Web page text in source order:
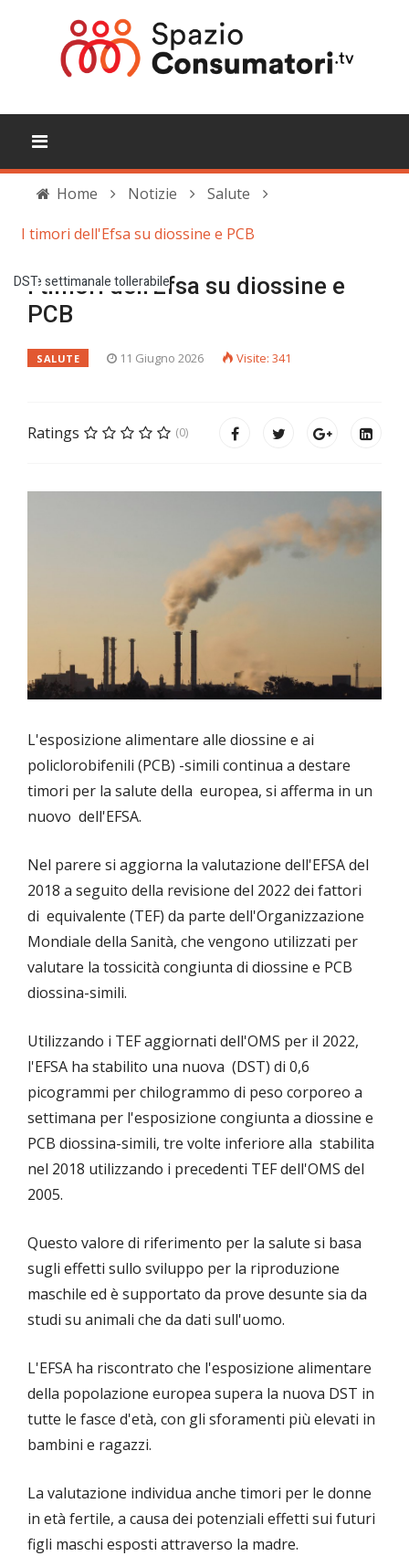
Home Notizie
Salute
I timori dell'Efsa su diossine e PCB
I timori dell'Efsa su diossine e
PCB
SALUTE 11 Giugno 2026 Visite: 341
Ratings (0)
L'esposizione alimentare alle diossine e ai
policlorobifenili (PCB)
diossina
-simili continua a destare
timori per la salute della
popolazione
europea, si afferma in un
nuovo
parere scientifico
dell'EFSA.
Nel parere si aggiorna la valutazione dell'EFSA del
2018 a seguito della revisione del 2022 dei fattori
di
tossicità
equivalente (TEF) da parte dell'Organizzazione
Mondiale della Sanità, che vengono utilizzati per
valutare la tossicità congiunta di diossine e PCB
diossina-simili.
Utilizzando i TEF aggiornati dell'OMS per il 2022,
l'EFSA ha stabilito una nuova
dose settimanale tollerabile
(DST) di 0,6
picogrammi per chilogrammo di peso corporeo a
settimana per l'esposizione congiunta a diossine e
PCB diossina-simili, tre volte inferiore alla
DST
stabilita
nel 2018 utilizzando i precedenti TEF dell'OMS del
2005.
Questo valore di riferimento per la salute si basa
sugli effetti sullo sviluppo per la riproduzione
maschile ed è supportato da prove desunte sia da
studi su animali che da dati sull'uomo.
L'EFSA ha riscontrato che l'esposizione alimentare
della popolazione europea supera la nuova DST in
tutte le fasce d'età, con gli sforamenti più elevati in
bambini e ragazzi.
La valutazione individua anche timori per le donne
in età fertile, a causa dei potenziali effetti sui futuri
figli maschi esposti attraverso la madre.